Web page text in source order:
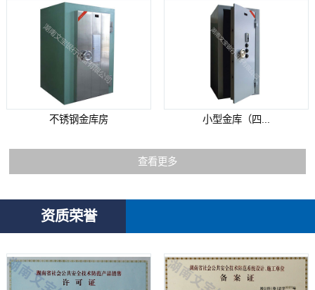
不锈钢金库房 小型金库（四...
查看更多
资质荣誉